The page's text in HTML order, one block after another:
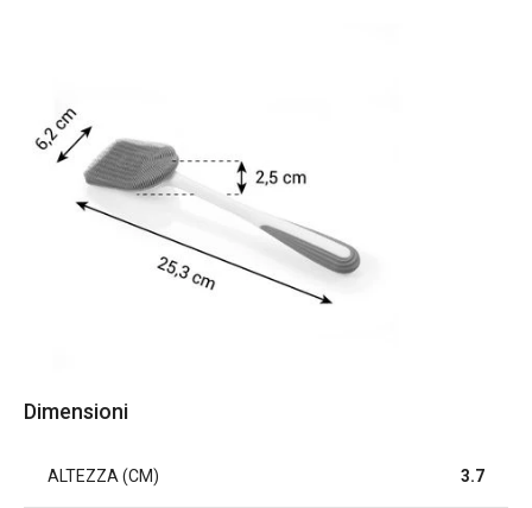
Dimensioni
ALTEZZA (CM) 3.7